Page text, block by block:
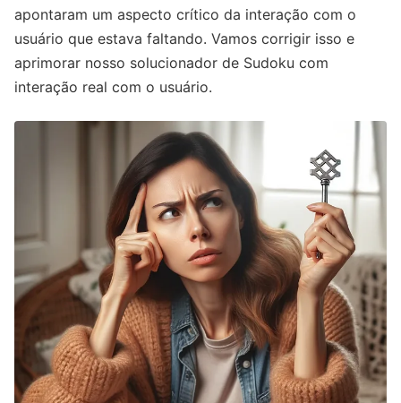
apontaram um aspecto crítico da interação com o
usuário que estava faltando. Vamos corrigir isso e
aprimorar nosso solucionador de Sudoku com
interação real com o usuário.